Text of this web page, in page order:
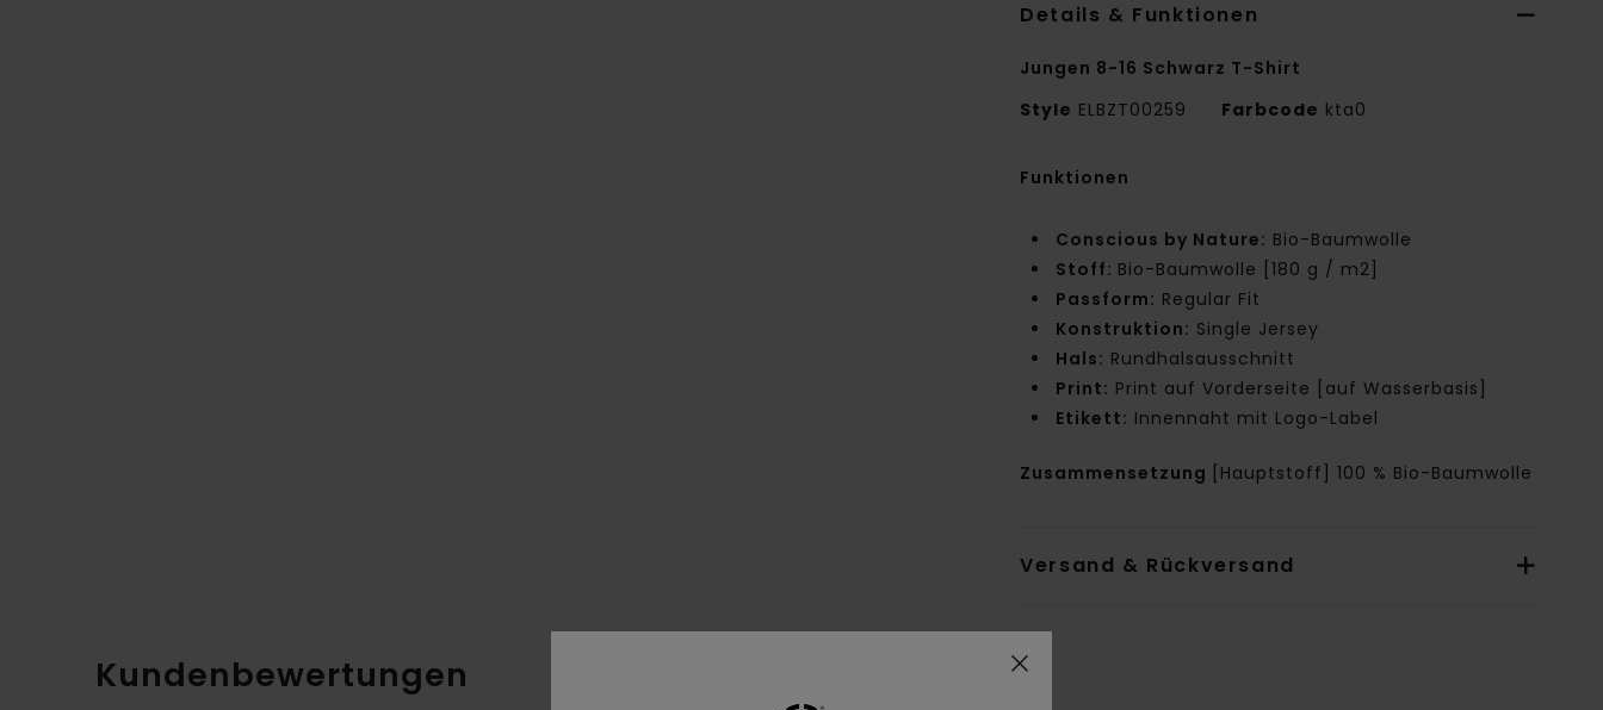
Details & Funktionen
Jungen 8-16 Schwarz T-Shirt
Style ELBZT00259 Farbcode kta0
Funktionen
Conscious by Nature: Bio-Baumwolle
Stoff: Bio-Baumwolle [180 g / m2]
Passform: Regular Fit
Konstruktion: Single Jersey
Hals: Rundhalsausschnitt
Print: Print auf Vorderseite [auf Wasserbasis]
Etikett: Innennaht mit Logo-Label
Zusammensetzung [Hauptstoff] 100 % Bio-Baumwolle
Versand & Rückversand
Kundenbewertungen